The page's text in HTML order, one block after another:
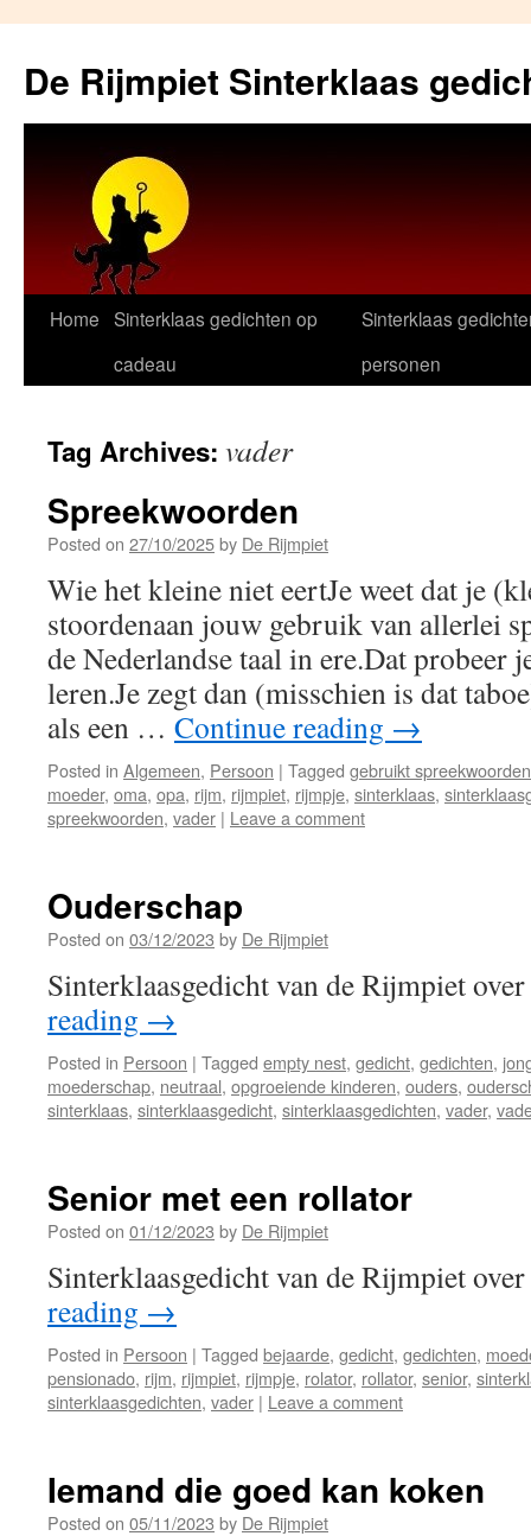
content
De Rijmpiet Sinterklaas
Home Sinterklaas gedichten op
cadeau
Sinterklaas
personen
Tag Archives: vader
Spreekwoorden
Posted on 27/10/2025by De Rijmpiet
Wie het kleine niet eertJe weet dat je
stoordenaan jouw gebruik van allerlei
de Nederlandse taal in ere.Dat probeer
leren.Je zegt dan (misschien is dat
als een … Continue reading →
Posted in Algemeen, Persoon | Tagged gebruikt spreekwoorden
moeder, oma, opa, rijm, rijmpiet, rijmpje, sinterklaas,
spreekwoorden, vader | Leave a comment
Ouderschap
Posted on 03/12/2023 by De Rijmpiet
Sinterklaasgedicht van de Rijmpiet
reading →
Posted in Persoon | Tagged empty nest, gedicht, gedichten,
moederschap, neutraal, opgroeiende kinderen, ouders,
sinterklaas, sinterklaasgedicht, sinterklaasgedichten, vader,
Senior met een rollator
Posted on 01/12/2023 by De Rijmpiet
Sinterklaasgedicht van de Rijmpiet
reading →
Posted in Persoon | Tagged bejaarde, gedicht, gedichten,
pensionado, rijm, rijmpiet, rijmpje, rolator, rollator, senior,
sinterklaasgedichten, vader | Leave a comment
Iemand die goed kan koken
Posted on 05/11/2023 by De Rijmpiet